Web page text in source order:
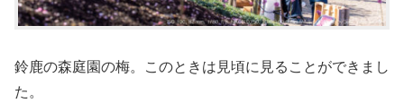
鈴鹿の森庭園の梅。このときは見頃に見ることができまし
た。